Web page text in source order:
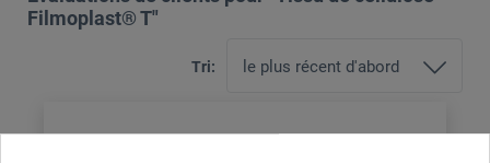
Filmoplast® T"
Tri: